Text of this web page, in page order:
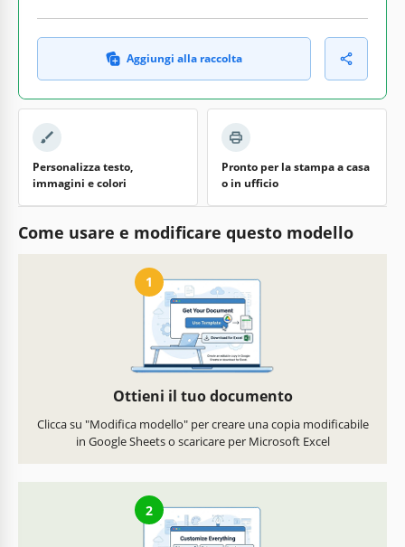
Aggiungi alla raccolta
Personalizza testo,
immagini e colori
Pronto per la stampa a casa
o in ufficio
Come usare e modificare questo modello
1
Ottieni il tuo documento
Clicca su "Modifica modello" per creare una copia modificabile
in Google Sheets o scaricare per Microsoft Excel
2